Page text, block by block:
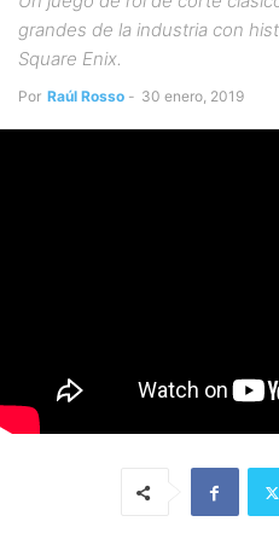
grandes de la industria con
Square Enix.
Por Raúl Rosso - 30 enero, 2019